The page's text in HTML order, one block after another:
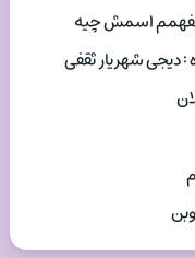
بفهمم اسمش چیه
: دیجی شهریار ثقفی